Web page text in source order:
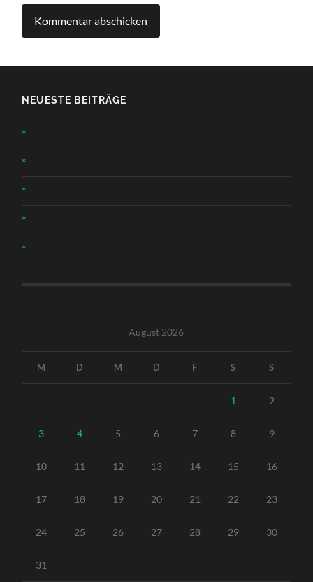
NEUESTE BEITRÄGE
*
*
*
*
*
August 2026
M D M D F S S
1 2
3 4 5 6 7 8 9
10 11 12 13 14 15 16
17 18 19 20 21 22 23
24 25 26 27 28 29 30
31